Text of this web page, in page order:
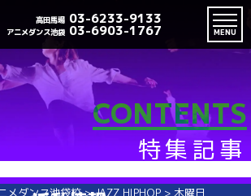
高田馬場 03-6233-9133
アニメダンス池袋 03-6903-1767 MENU
CONTENTS
特集記事
メダンス池袋校>JAZZ HIPHOP > 木曜日